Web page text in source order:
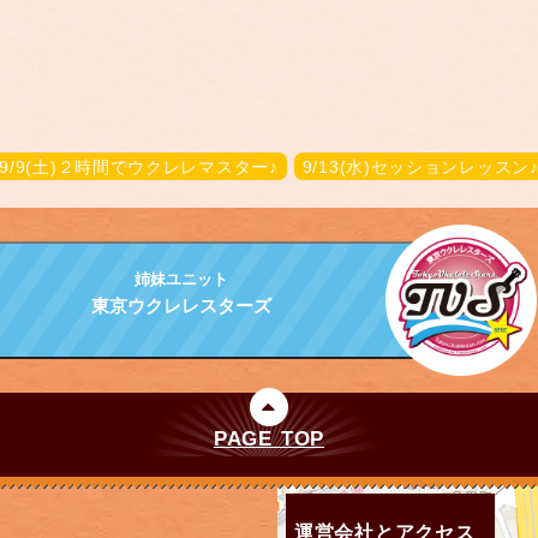
9/9(土)２時間でウクレレマスター♪ 9/13(水)セッションレッスン♪
姉妹ユニット
東京ウクレレスターズ
PAGE TOP
運営会社とアクセス